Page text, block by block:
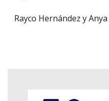
Rayco Hernández y